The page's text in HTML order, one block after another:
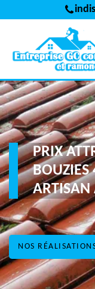
NOS
PRIX
BOUZIES
ARTISAN